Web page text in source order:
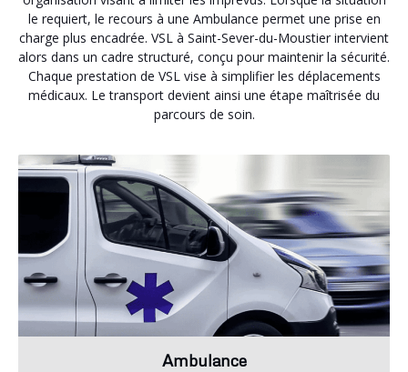
le requiert, le recours à une Ambulance permet une prise en
charge plus encadrée. VSL à Saint-Sever-du-Moustier intervient
alors dans un cadre structuré, conçu pour maintenir la sécurité.
Chaque prestation de VSL vise à simplifier les déplacements
médicaux. Le transport devient ainsi une étape maîtrisée du
parcours de soin.
Ambulance